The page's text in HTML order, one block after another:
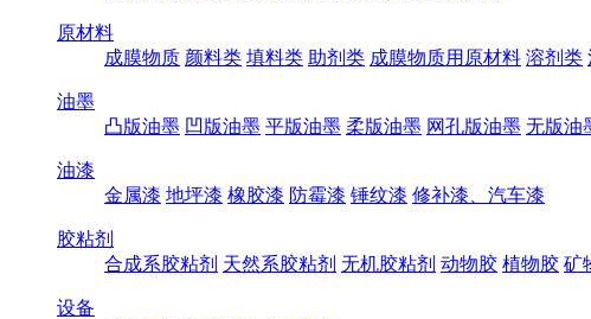
原材料
成膜物质 颜料类 填料类 助剂类 成膜物质用原材料 溶剂类
油墨
凸版油墨 凹版油墨 平版油墨 柔版油墨 网孔版油墨 无版油
油漆
金属漆 地坪漆 橡胶漆 防霉漆 锤纹漆 修补漆、汽车漆
胶粘剂
合成系胶粘剂 天然系胶粘剂 无机胶粘剂 动物胶 植物胶 矿
设备